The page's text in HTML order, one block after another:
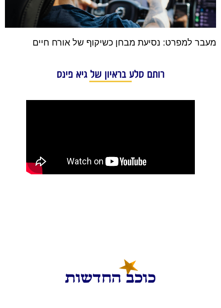
מעבר למפרט: נסיעת מבחן כשיקוף של אורח חיים
רותם סלע בראיון של גיא פינס